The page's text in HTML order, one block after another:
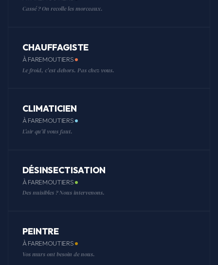
Cassé ? On recolle les morceaux.
CHAUFFAGISTE
À FAREMOUTIERS
Le froid, c'est dehors. Pas chez vous.
CLIMATICIEN
À FAREMOUTIERS
L'air qu'il vous faut.
DÉSINSECTISATION
À FAREMOUTIERS
Des nuisibles ? Nous intervenons.
PEINTRE
À FAREMOUTIERS
Vos murs ont besoin de nous.